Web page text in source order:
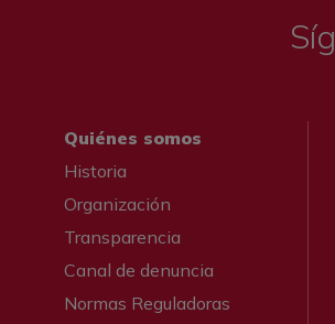
Quiénes somos
Historia
Organización
Transparencia
Canal de denuncia
Normas Reguladoras